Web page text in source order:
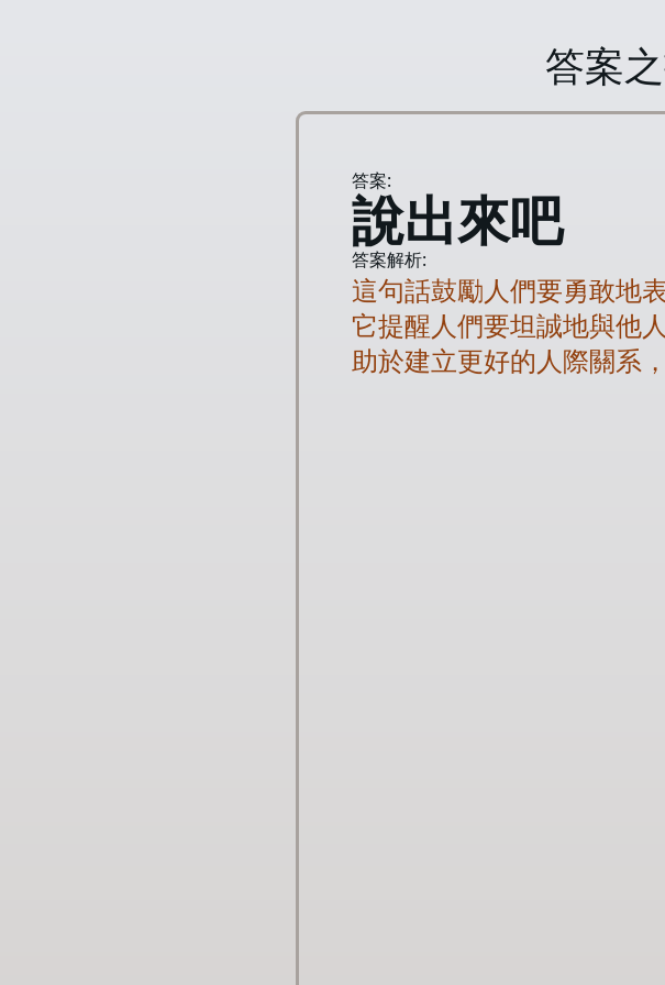
答案
答案:
說出來吧
答案解析:
這句話鼓勵人們要勇敢地
它提醒人們要坦誠地與他
助於建立更好的人際關系